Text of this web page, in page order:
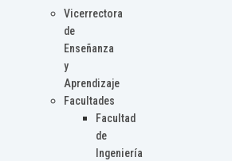
Vicerrectora
de
Enseñanza
y
Aprendizaje
Facultades
Facultad
de
Ingeniería